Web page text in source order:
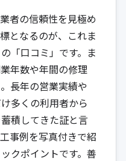
者の信頼性を見極め
となるのが、これま
「口コミ」です。ま
年数や年間の修理
長年の営業実績や
多くの利用者から
積してきた証と言
事例を写真付きで紹
クポイントです。善